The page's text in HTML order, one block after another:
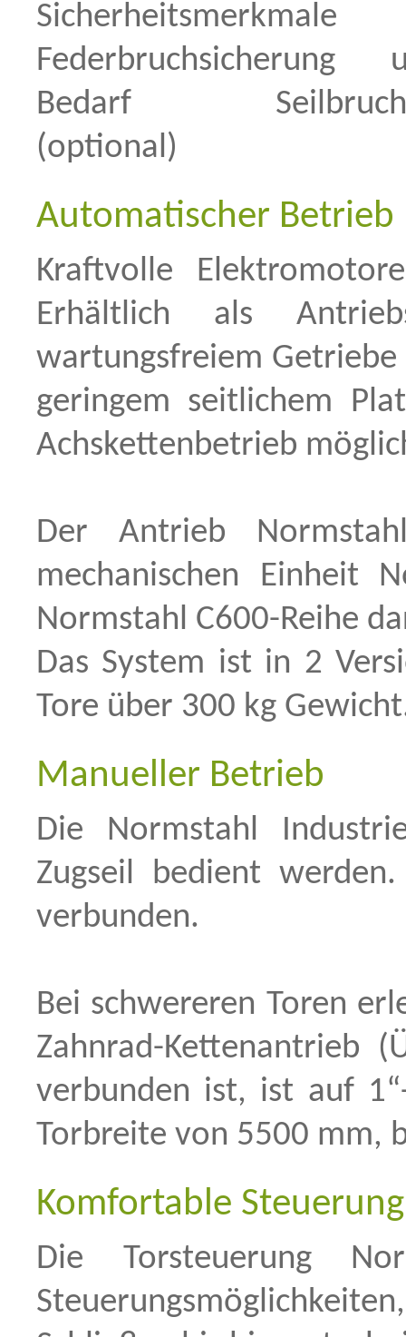
Bedarf
(optional)
Automatischer Betrieb
Kraftvolle
Erhältlich als
wartungsfreiem
geringem seitlichem
Achskettenbetrieb
Der Antrieb
mechanischen Einheit
Normstahl C600-Reihe
Das System ist in 2
Tore über 300 kg
Manueller Betrieb
Die Normstahl
Zugseil bedient
verbunden.
Bei schwereren Toren
Zahnrad-Kettenantrieb
verbunden ist, ist auf
Torbreite von 5500 mm,
Komfortable Steuerung
Die Torsteuerung